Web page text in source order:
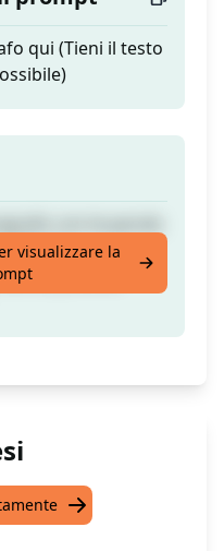
qui (Tieni il testo
privo di
visualizzare la